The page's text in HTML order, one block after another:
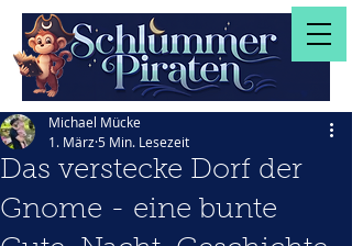
Das verstecke Dorf der
Gnome - eine bunte
Michael Mücke
1. März 5 Min. Lesezeit